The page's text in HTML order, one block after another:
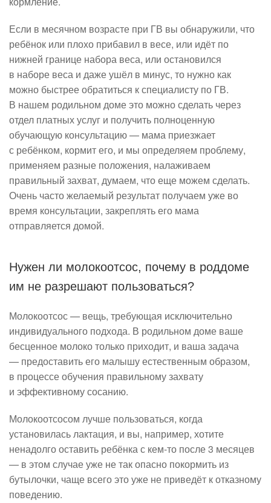
Если в месячном возрасте при ГВ вы обнаружили, что
ребёнок или плохо прибавил в весе, или идёт по
нижней границе набора веса, или остановился
в наборе веса и даже ушёл в минус, то нужно как
можно быстрее обратиться к специалисту по ГВ.
В нашем родильном доме это можно сделать через
отдел платных услуг и получить полноценную
обучающую консультацию — мама приезжает
с ребёнком, кормит его, и мы определяем проблему,
применяем разные положения, налаживаем
правильный захват, думаем, что еще можем сделать.
Очень часто желаемый результат получаем уже во
время консультации, закреплять его мама
отправляется домой.
Нужен ли молокоотсос, почему в роддоме
им не разрешают пользоваться?
Молокоотсос — вещь, требующая исключительно
индивидуального подхода. В родильном доме ваше
бесценное молоко только приходит, и ваша задача
— предоставить его малышу естественным образом,
в процессе обучения правильному захвату
и эффективному сосанию.
Молокоотсосом лучше пользоваться, когда
установилась лактация, и вы, например, хотите
ненадолго оставить ребёнка с кем-то после 3 месяцев
— в этом случае уже не так опасно покормить из
бутылочки, чаще всего это уже не приведёт к отказному
поведению.